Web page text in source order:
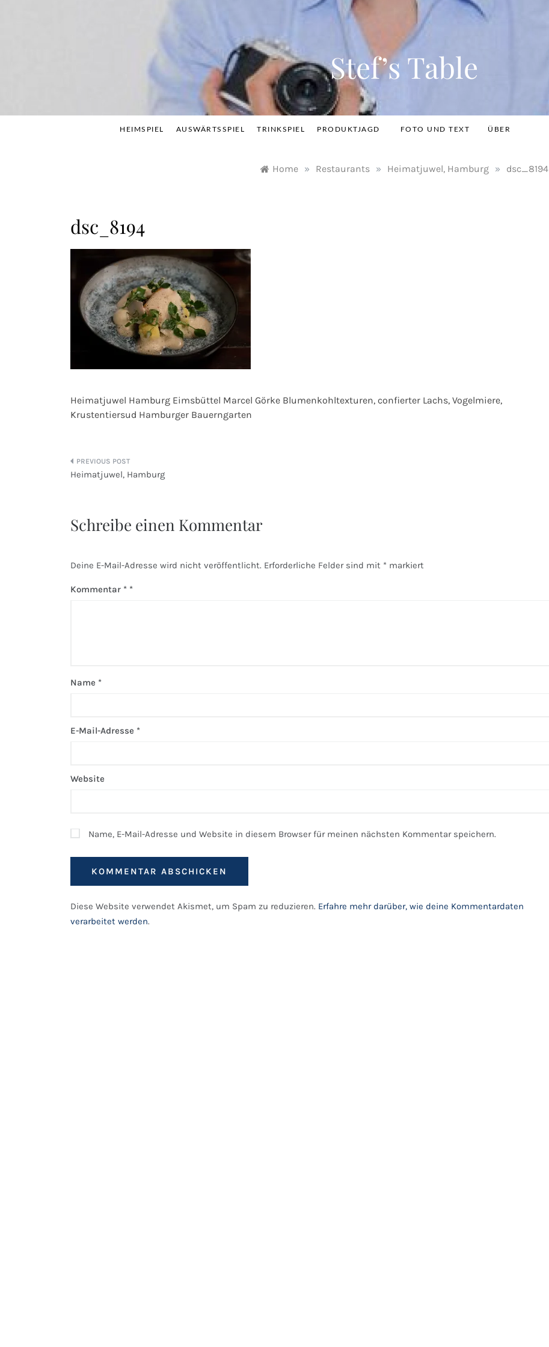
Stef’s Table
HEIMSPIEL AUSWÄRTSSPIEL TRINKSPIEL PRODUKTJAGD FOTO UND TEXT ÜBER
Home » Restaurants » Heimatjuwel, Hamburg » dsc_8194
dsc_8194
Heimatjuwel Hamburg Eimsbüttel Marcel Görke Blumenkohltexturen, confierter Lachs, Vogelmiere,
Krustentiersud Hamburger Bauerngarten
Beitragsnavigation
Heimatjuwel, Hamburg
Schreibe einen Kommentar
Deine E-Mail-Adresse wird nicht veröffentlicht. Erforderliche Felder sind mit * markiert
Kommentar *
Name *
E-Mail-Adresse *
Website
Name, E-Mail-Adresse und Website in diesem Browser für meinen nächsten Kommentar speichern.
Diese Website verwendet Akismet, um Spam zu reduzieren. Erfahre mehr darüber, wie deine Kommentardaten
verarbeitet werden.